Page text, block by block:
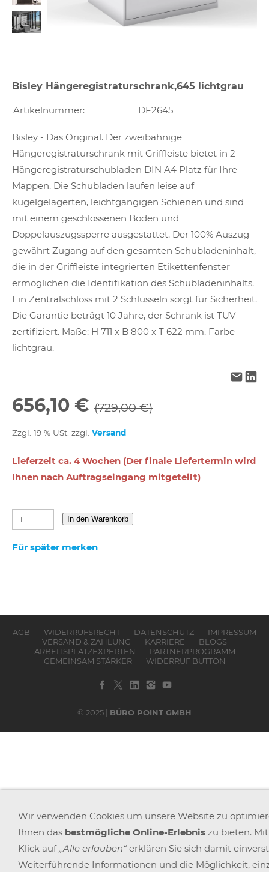
Bisley Hängeregistraturschrank,645 lichtgrau
Artikelnummer: DF2645
Bisley - Das Original. Der zweibahnige
Hängeregistraturschrank mit Griffleiste bietet in 2
Hängeregistraturschubladen DIN A4 Platz für Ihre
Mappen. Die Schubladen laufen leise auf
kugelgelagerten, leichtgängigen Schienen und sind
mit einem geschlossenen Boden und
Doppelauszugssperre ausgestattet. Der 100% Auszug
gewährt Zugang auf den gesamten Schubladeninhalt,
die in der Griffleiste integrierten Etikettenfenster
ermöglichen die Identifikation des Schubladeninhalts.
Ein Zentralschloss mit 2 Schlüsseln sorgt für Sicherheit.
Die Garantie beträgt 10 Jahre, der Schrank ist TÜV-
zertifiziert. Maße: H 711 x B 800 x T 622 mm. Farbe
lichtgrau.
656,10 € (729,00 €)
Zzgl. 19 % USt. zzgl. Versand
Lieferzeit ca. 4 Wochen (Der finale Liefertermin wird
Ihnen nach Auftragseingang mitgeteilt)
In den Warenkorb
Für später merken
AGB WIDERRUFSRECHT DATENSCHUTZ
IMPRESSUM
VERSAND & ZAHLUNG
KARRIERE
BLOGS
ARBEITSPLATZEXPERTEN
PARTNERPROGRAMM
GEMEINSAM STÄRKER
WIDERRUF BUTTON
© 2025 | BÜRO POINT GMBH
Wir verwenden Cookies um unsere Website zu
Ihnen das bestmögliche Online-Erlebnis zu bieten.
Klick auf„Alle erlauben“ erklären Sie sich damit
Weiterführende Informationen und die Möglichkeit,